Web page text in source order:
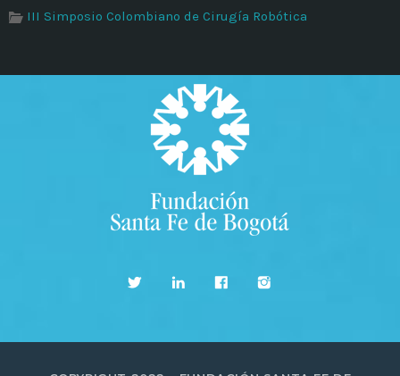
III Simposio Colombiano de Cirugía Robótica